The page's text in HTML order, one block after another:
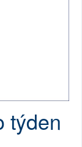
týden